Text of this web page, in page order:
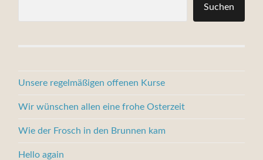
Suchen
Unsere regelmäßigen offenen Kurse
Wir wünschen allen eine frohe Osterzeit
Wie der Frosch in den Brunnen kam
Hello again